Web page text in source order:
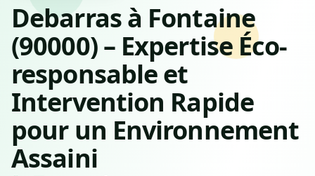
Debarras à Fontaine
(90000) – Expertise Éco-
responsable et
Intervention Rapide
pour un Environnement
Assaini